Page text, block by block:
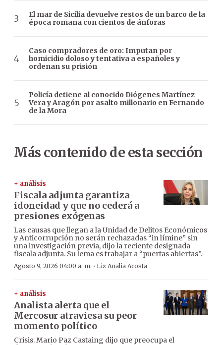
El mar de Sicilia devuelve restos de un barco de la
época romana con cientos de ánforas
Caso compradores de oro: Imputan por
homicidio doloso y tentativa a españoles y
ordenan su prisión
Policía detiene al conocido Diógenes Martínez
Vera y Aragón por asalto millonario en Fernando
de la Mora
Más contenido de esta sección
+ análisis
Fiscala adjunta garantiza
idoneidad y que no cederá a
presiones exógenas
Las causas que llegan a la Unidad de Delitos Económicos
y Anticorrupción no serán rechazadas “in límine” sin
una investigación previa, dijo la reciente designada
fiscala adjunta. Su lema es trabajar a “puertas abiertas”.
Agosto 9, 2026 04:00 a. m. · Liz Analia Acosta
+ análisis
Analista alerta que el
Mercosur atraviesa su peor
momento político
Crisis. Mario Paz Castaing dijo que preocupa el